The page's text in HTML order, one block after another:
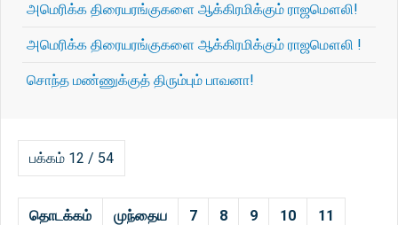
அமெரிக்க திரையரங்குகளை ஆக்கிரமிக்கும் ராஜமௌலி!
அமெரிக்க திரையரங்குகளை ஆக்கிரமிக்கும் ராஜமௌலி !
சொந்த மண்ணுக்குத் திரும்பும் பாவனா!
பக்கம் 12 / 54
தொடக்கம் முந்தைய 7 8 9 10 11